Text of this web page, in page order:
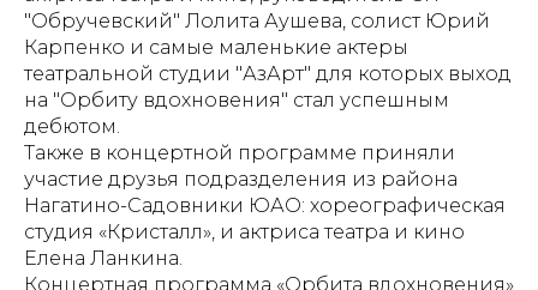
"Обручевский" Лолита Аушева, солист Юрий
Карпенко и самые маленькие актеры
театральной студии "АзАрт" для которых выход
на "Орбиту вдохновения" стал успешным
дебютом.
Также в концертной программе приняли
участие друзья подразделения из района
Нагатино-Садовники ЮАО: хореографическая
студия «Кристалл», и актриса театра и кино
Елена Ланкина.
Концертная программа «Орбита вдохновения»